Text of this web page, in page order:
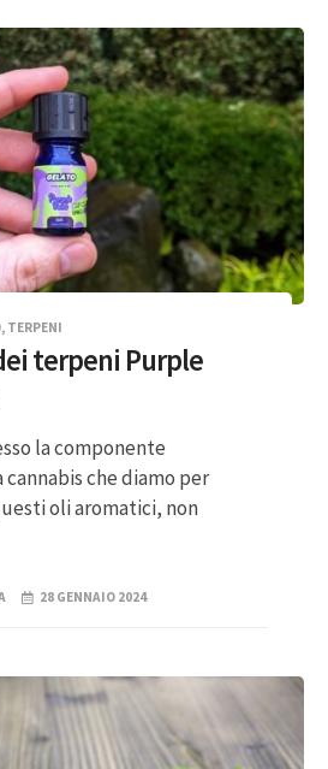
, TERPENI
terpeni Purple
la componente
che diamo per
oli aromatici, non
28 GENNAIO 2024